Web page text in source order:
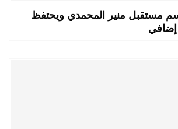
مستقبل منير المحمدي ويحتفظ
إضافي